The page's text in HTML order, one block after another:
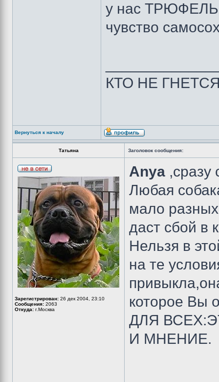
у нас ТРЮФЕЛЬ
чувство
КТО НЕ
Вернуться к началу
Татьяна Заголовок сообщения:
Зарегистрирован: 26 дек 2004, 23:10
Сообщения: 2063
Откуда: г.Москва
Anya ,сразу
Любая
мало
даст сбой в
Нельзя в
на те
которое Вы
ДЛЯ
И МНЕНИЕ.